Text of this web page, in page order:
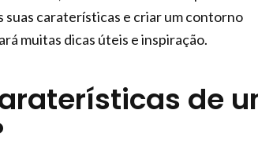
caraterísticas e criar um contorno
muitas dicas úteis e inspiração.
de